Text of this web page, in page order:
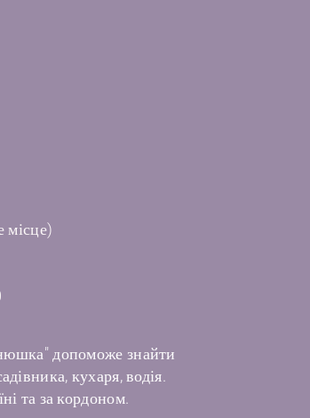
місце)
допоможе знайти
кухаря, водія.
та за кордоном.